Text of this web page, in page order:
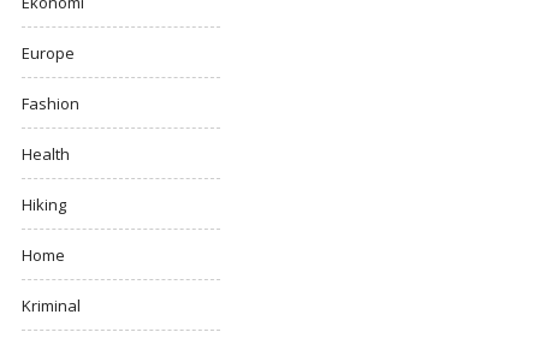
Europe
Fashion
Health
Hiking
Home
Kriminal